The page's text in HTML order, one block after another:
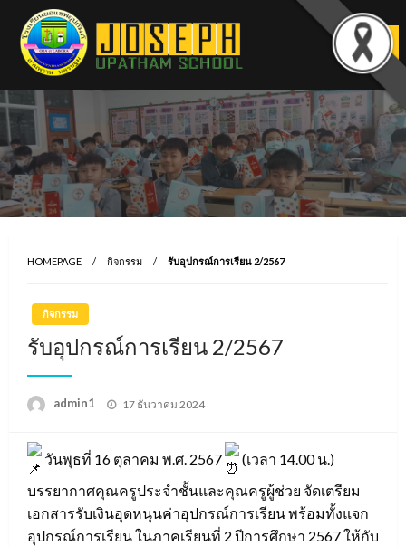
content
HOMEPAGE กิจกรรม รับอุปกรณ์การเรียน 2/2567
กิจกรรม
รับอุปกรณ์การเรียน 2/2567
admin1
Posted
17 ธันวาคม 2024
วันพุธที่ 16 ตุลาคม พ.ศ. 2567
(เวลา 14.00 น.)
บรรยากาศคุณครูประจำชั้นและคุณครูผู้ช่วย จัดเตรียม
เอกสารรับเงินอุดหนุนค่าอุปกรณ์การเรียน พร้อมทั้งแจก
อุปกรณ์การเรียน ในภาคเรียนที่ 2 ปีการศึกษา 2567 ให้กับ